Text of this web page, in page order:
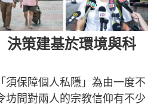
策建基於環境與科
須保障個人私隱」為由一度不
坊間對兩人的宗教信仰有不少